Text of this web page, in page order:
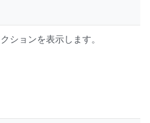
ションを表示します。